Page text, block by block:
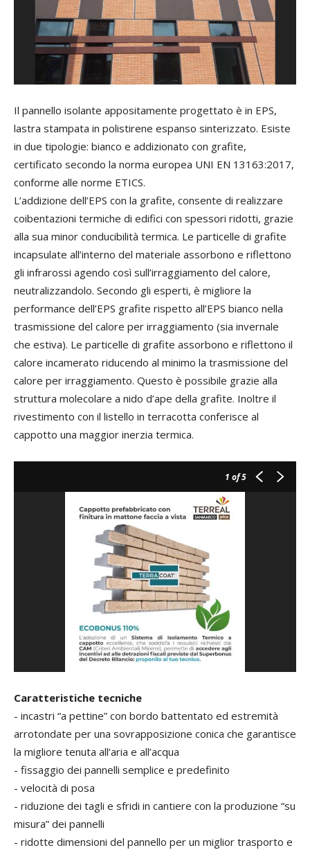
Il pannello isolante appositamente progettato è in EPS,
lastra stampata in polistirene espanso sinterizzato. Esiste
in due tipologie: bianco e addizionato con grafite,
certificato secondo la norma europea UNI EN 13163:2017,
conforme alle norme ETICS.
L’addizione dell’EPS con la grafite, consente di realizzare
coibentazioni termiche di edifici con spessori ridotti, grazie
alla sua minor conducibilità termica. Le particelle di grafite
incapsulate all’interno del materiale assorbono e riflettono
gli infrarossi agendo così sull’irraggiamento del calore,
neutralizzandolo. Secondo gli esperti, è migliore la
performance dell’EPS grafite rispetto all’EPS bianco nella
trasmissione del calore per irraggiamento (sia invernale
che estiva). Le particelle di grafite assorbono e riflettono il
calore incamerato riducendo al minimo la trasmissione del
calore per irraggiamento. Questo è possibile grazie alla
struttura molecolare a nido d’ape della grafite. Inoltre il
rivestimento con il listello in terracotta conferisce al
cappotto una maggior inerzia termica.
1 of 5
Caratteristiche tecniche
- incastri “a pettine” con bordo battentato ed estremità
arrotondate per una sovrapposizione conica che garantisce
la migliore tenuta all’aria e all’acqua
- fissaggio dei pannelli semplice e predefinito
- velocità di posa
- riduzione dei tagli e sfridi in cantiere con la produzione “su
misura” dei pannelli
- ridotte dimensioni del pannello per un miglior trasporto e